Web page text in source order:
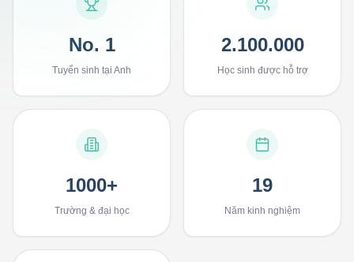
No. 1
Tuyển sinh tại Anh
2.100.000
Học sinh được hỗ trợ
1000+
Trường & đại học
19
Năm kinh nghiệm